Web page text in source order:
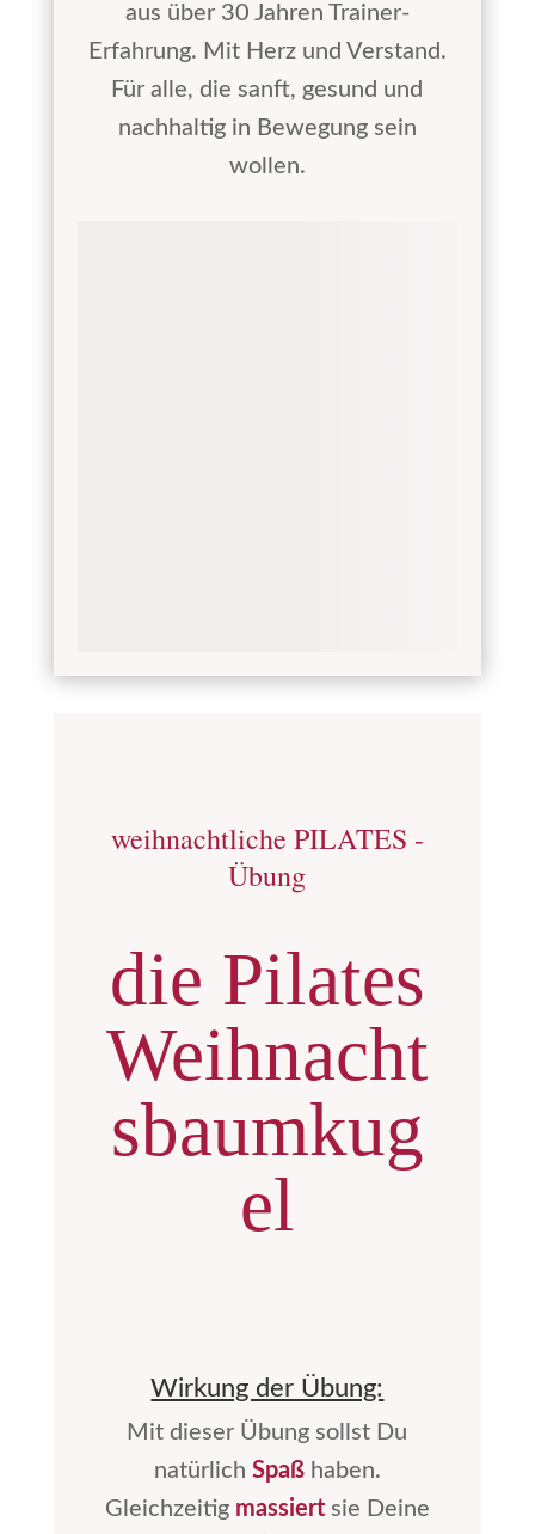
aus über 30 Jahren Trainer-
Erfahrung. Mit Herz und Verstand.
Für alle, die sanft, gesund und
nachhaltig in Bewegung sein
wollen.
weihnachtliche PILATES -
Übung
die Pilates
Weihnacht
sbaumkug
el
Wirkung der Übung:
Mit dieser Übung sollst Du
natürlich Spaßhaben.
Gleichzeitig massiertsie Deine